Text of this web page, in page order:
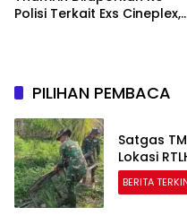
Polisi Terkait Exs Cineplex,
PILIHAN PEMBACA
Satgas
Lokasi
BERITA